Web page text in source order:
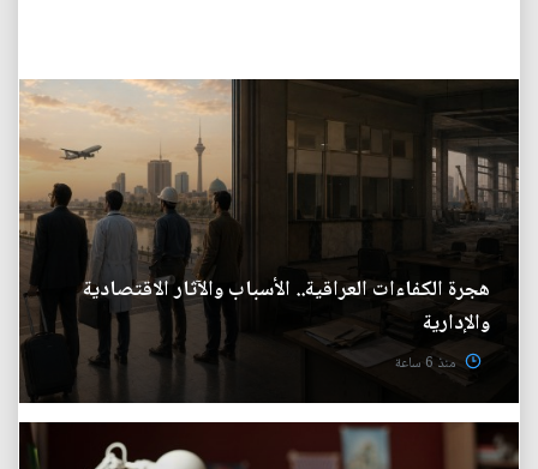
هجرة الكفاءات العراقية.. الأسباب والآثار الاقتصادية
والإدارية
منذ 6 ساعة